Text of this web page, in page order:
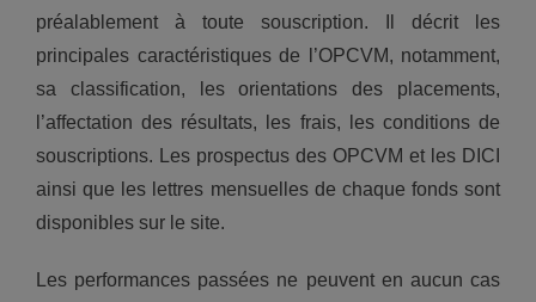
préalablement à toute souscription. Il décrit les
principales caractéristiques de l’OPCVM, notamment,
sa classification, les orientations des placements,
l’affectation des résultats, les frais, les conditions de
souscriptions. Les prospectus des OPCVM et les DICI
ainsi que les lettres mensuelles de chaque fonds sont
disponibles sur le site.
Les performances passées ne peuvent en aucun cas